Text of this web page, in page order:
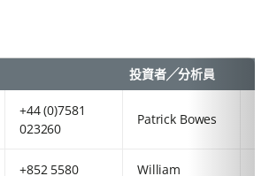
投資者╱分析員
+44 (0)7581
023260
Patrick Bowes
+852 5580
William